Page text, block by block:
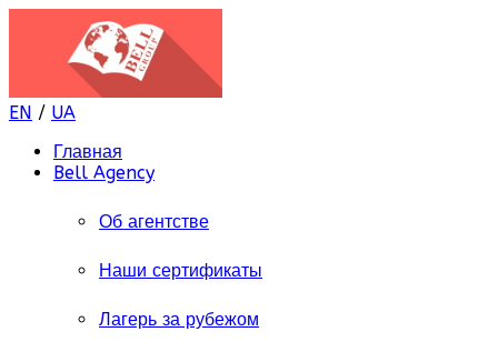
EN / UA
Главная
Bell Agency
Об агентстве
Наши сертификаты
Лагерь за рубежом